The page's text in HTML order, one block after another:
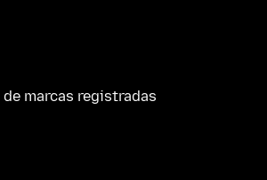
marcas registradas